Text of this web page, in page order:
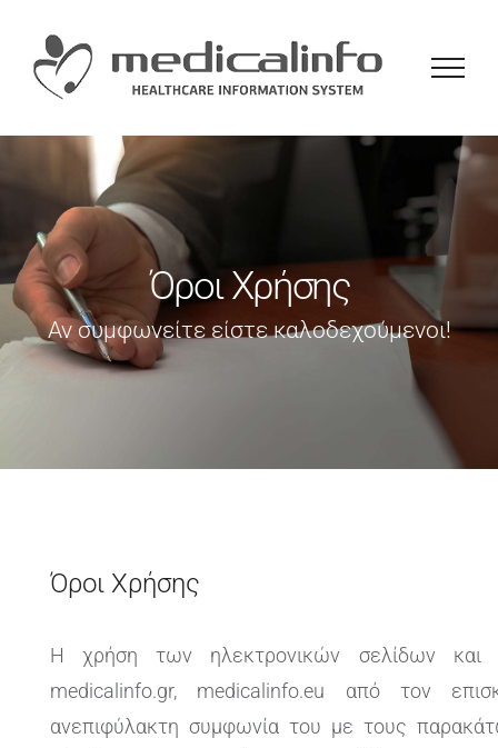
content
Όροι Χρήσης
Αν συμφωνείτε είστε καλοδεχούμενοι!
Όροι Χρήσης
Η χρήση των ηλεκτρονικών σελίδων και
medicalinfo.gr, medicalinfo.eu από τον
ανεπιφύλακτη συμφωνία του με τους